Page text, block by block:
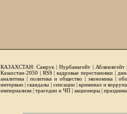
КАЗАХСТАН: Самрук |Нурбанкгейт | Аблязовгейт
Казахстан-2050 | RSS|кадровые перестановки|
аналитика | политика и общество | экономика |
интервью |скандалы | сенсации|криминал и
империализм | трагедии и ЧП | акционеры |